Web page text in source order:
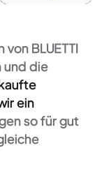
BLUETTI
und die
ein
so für gut